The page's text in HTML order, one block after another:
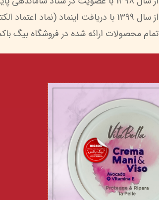
از سال 1399 با دریافت اینماد (نماد اعتماد الکترونیک) امکان پرداخت امن و آسان را برای شما فراهم کردیم.
تمام محصولات ارائه شده در فروشگاه بیگ